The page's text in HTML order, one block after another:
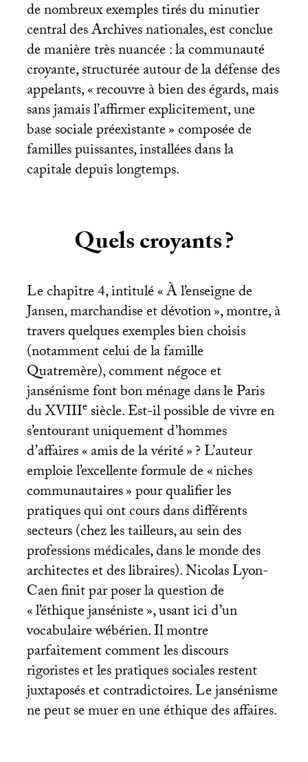
de nombreux exemples tirés du minutier
central des Archives nationales, est conclue
de manière très nuancée : la communauté
croyante, structurée autour de la défense des
appelants, «recouvre à bien des égards, mais
sans jamais l’affirmer explicitement, une
base sociale préexistante» composée de
familles puissantes, installées dans la
capitale depuis longtemps.
Quels croyants?
Le chapitre 4, intitulé «À l’enseigne de
Jansen, marchandise et dévotion», montre, à
travers quelques exemples bien choisis
(notamment celui de la famille
Quatremère), comment négoce et
jansénisme font bon ménage dans le Paris
duXVIIIesiècle. Est-il possible de vivre en
s’entourant uniquement d’hommes
d’affaires «amis de la vérité»? L’auteur
emploie l’excellente formule de «niches
communautaires» pour qualifier les
pratiques qui ont cours dans différents
secteurs (chez les tailleurs, au sein des
professions médicales, dans le monde des
architectes et des libraires). Nicolas Lyon-
Caen finit par poser la question de
«l’éthique janséniste», usant ici d’un
vocabulaire wébérien. Il montre
parfaitement comment les discours
rigoristes et les pratiques sociales restent
juxtaposés et contradictoires. Le jansénisme
ne peut se muer en une éthique des affaires.